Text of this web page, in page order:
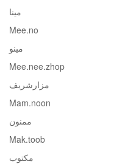
مینا
Mee.no
مینو
Mee.nee.zhop
مزارشریف
Mam.noon
ممنون
Mak.toob
مکتوب